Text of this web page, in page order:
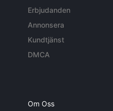
Erbjudanden
Annonsera
Kundtjänst
DMCA
Om Oss